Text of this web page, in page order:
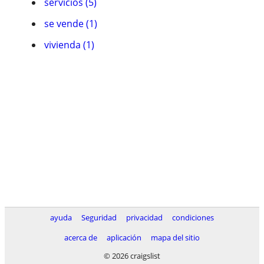
se vende (1)
vivienda (1)
ayuda Seguridad privacidad
condiciones
acerca de
aplicación
mapa del sitio
© 2026 craigslist